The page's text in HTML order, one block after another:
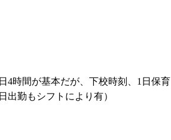
時間が基本だが、下校時刻、1日保育
勤もシフトにより有）